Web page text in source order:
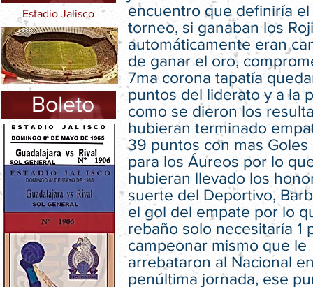
Estadio Jalisco
Boleto
encuentro que definiría
torneo, si ganaban los
automáticamente eran
de ganar el oro,
7ma corona tapatía
puntos del liderato y a la
como se dieron los
hubieran terminado
39 puntos con mas Goles
para los Áureos por lo
hubieran llevado los
suerte del Deportivo,
el gol del empate por lo
rebaño solo necesitaría 1
campeonar mismo que le
arrebataron al Nacional
penúltima jornada, ese